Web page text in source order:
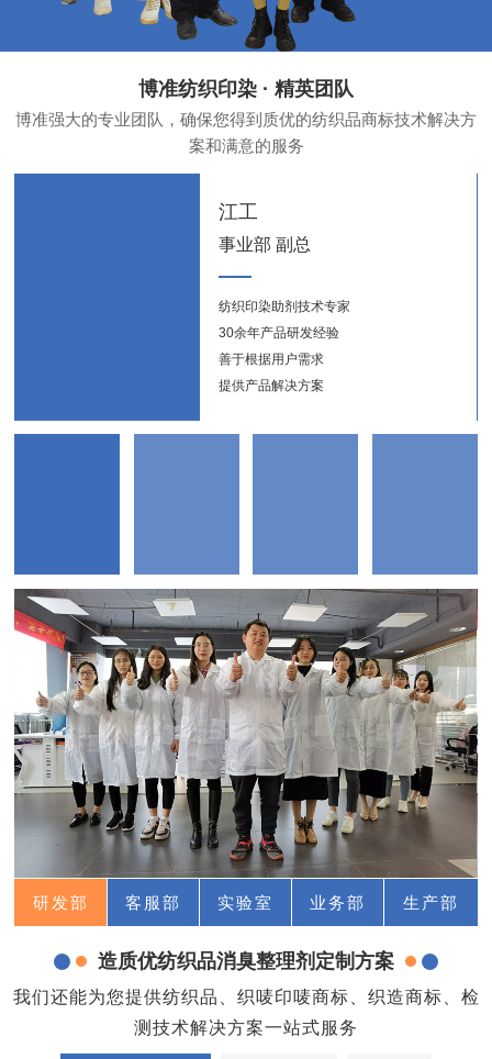
博准纺织印染 · 精英团队
博准强大的专业团队，确保您得到质优的纺织品商标技术解决方
案和满意的服务
江工
事业部 副总
纺织印染助剂技术专家
30余年产品研发经验
善于根据用户需求
提供产品解决方案
研发部 客服部 实验室 业务部 生产部
造质优纺织品消臭整理剂定制方案
我们还能为您提供纺织品、织唛印唛商标、织造商标、检
测技术解决方案一站式服务